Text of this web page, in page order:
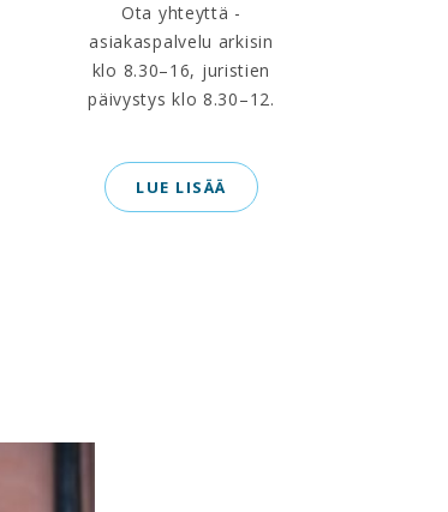
Ota yhteyttä -
asiakaspalvelu arkisin
klo 8.30–16, juristien
päivystys klo 8.30–12.
LUE LISÄÄ